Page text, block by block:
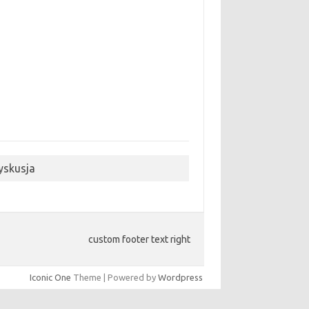
custom footer text right
Iconic One Theme | Powered by Wordpress